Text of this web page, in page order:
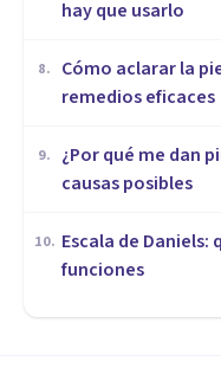
hay que usarlo
8.
Cómo aclarar la
remedios eficaces
9.
¿Por qué me dan
causas posibles
10. Escala de
funciones
Hidroxil